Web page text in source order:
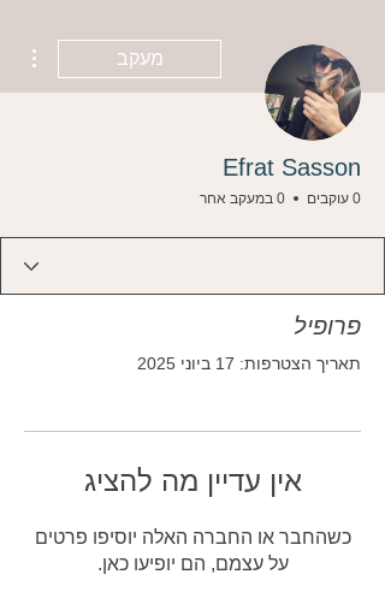
מעקב
Efrat Sasson
0 עוקבים 0 במעקב אחר
פרופיל
תאריך הצטרפות: 17 ביוני 2025
אין עדיין מה להציג
כשהחבר או החברה האלה יוסיפו פרטים
על עצמם, הם יופיעו כאן.